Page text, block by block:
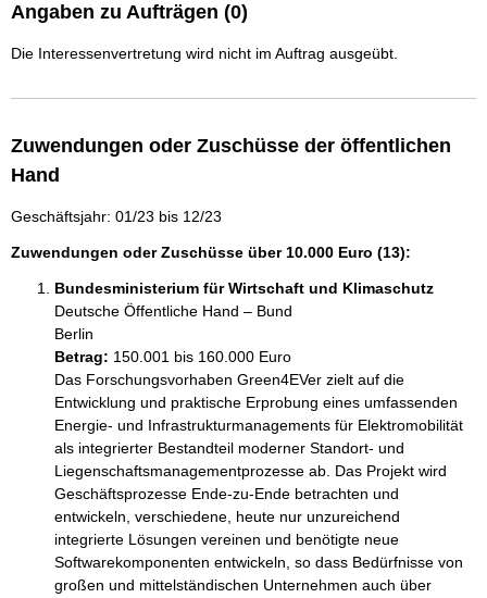
Angaben zu Aufträgen (0)
Die Interessenvertretung wird nicht im Auftrag ausgeübt.
Zuwendungen oder Zuschüsse der öffentlichen
Hand
Geschäftsjahr: 01/23 bis 12/23
Zuwendungen oder Zuschüsse über 10.000 Euro (13):
Bundesministerium für Wirtschaft und Klimaschutz
Deutsche Öffentliche Hand – Bund
Berlin
Betrag: 150.001 bis 160.000 Euro
Das Forschungsvorhaben Green4EVer zielt auf die
Entwicklung und praktische Erprobung eines umfassenden
Energie- und Infrastrukturmanagements für Elektromobilität
als integrierter Bestandteil moderner Standort- und
Liegenschaftsmanagementprozesse ab. Das Projekt wird
Geschäftsprozesse Ende-zu-Ende betrachten und
entwickeln, verschiedene, heute nur unzureichend
integrierte Lösungen vereinen und benötigte neue
Softwarekomponenten entwickeln, so dass Bedürfnisse von
großen und mittelständischen Unternehmen auch über